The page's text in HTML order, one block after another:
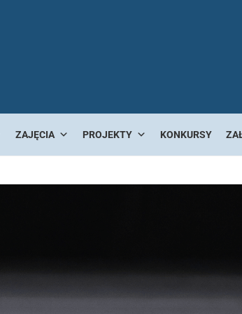
ZAJĘCIA PROJEKTY KONKURSY